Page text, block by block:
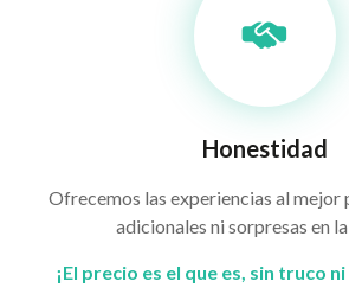
Honestidad
Ofrecemos las experiencias al mejor
adicionales ni sorpresas en
¡El precio es el que es, sin truco